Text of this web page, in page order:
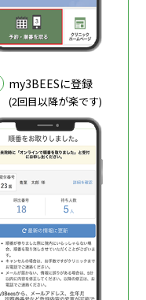
my3BEESに登録
(2回目以降が楽です)